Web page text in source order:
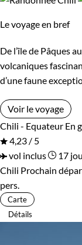
Environnement
Bord de mer et
Patrimoine et
Le voyage en bref
De l’île de Pâques
volcaniques
d’une faune
Voir le voyage
Chili - Equateur En
4,23 / 5
vol inclus
17
Chili Prochain
pers.
Carte
Détails